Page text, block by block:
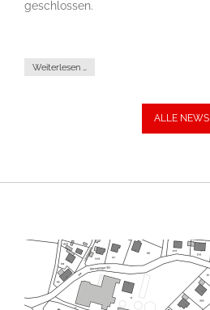
geschlossen.
Weiterlesen …
ALLE NEWS